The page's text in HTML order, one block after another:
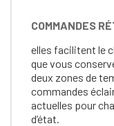
COMMANDES
elles facilitent le
que vous
deux zones de
commandes
actuelles pour
d’état.